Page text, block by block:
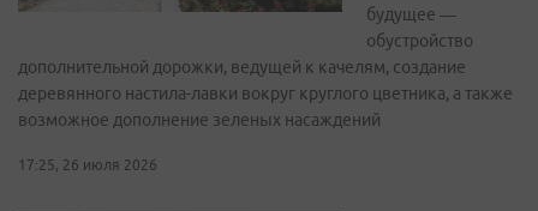
будущее —
обустройство
дополнительной дорожки, ведущей к качелям, создание
деревянного настила-лавки вокруг круглого цветника, а также
возможное дополнение зеленых насаждений
17:25, 26 июля 2026